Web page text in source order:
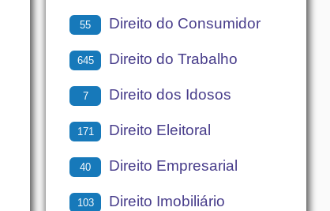
55 Direito do Consumidor
645 Direito do Trabalho
7 Direito dos Idosos
171 Direito Eleitoral
40 Direito Empresarial
103 Direito Imobiliário